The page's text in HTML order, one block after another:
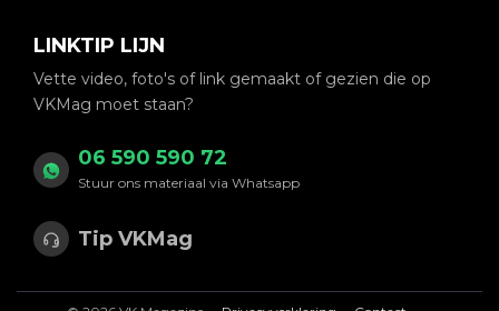
LINKTIP LIJN
Vette video, foto's of link gemaakt of gezien die op
VKMag moet staan?
06 590 590 72
Stuur ons materiaal via Whatsapp
Tip VKMag